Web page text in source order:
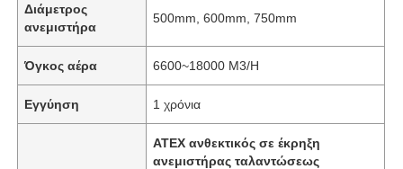
Διάμετρος
ανεμιστήρα
500mm, 600mm, 750mm
Όγκος αέρα 6600~18000 M3/H
Εγγύηση 1 χρόνια
ATEX ανθεκτικός σε έκρηξη
ανεμιστήρας ταλαντώσεως